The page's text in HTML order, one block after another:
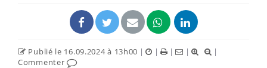
Publié le 16.09.2024 à 13h00 | | | |
|
Commenter